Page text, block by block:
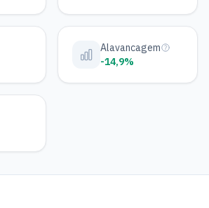
Alavancagem
-14,9%